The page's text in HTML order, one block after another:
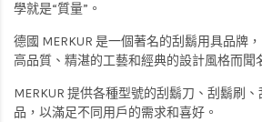
學就是“質量”。
德國 MERKUR 是一個著名的刮鬍用具品牌
高品質、精湛的工藝和經典的設計風格而聞
MERKUR 提供各種型號的刮鬍刀、刮鬍刷
品，以滿足不同用戶的需求和喜好。